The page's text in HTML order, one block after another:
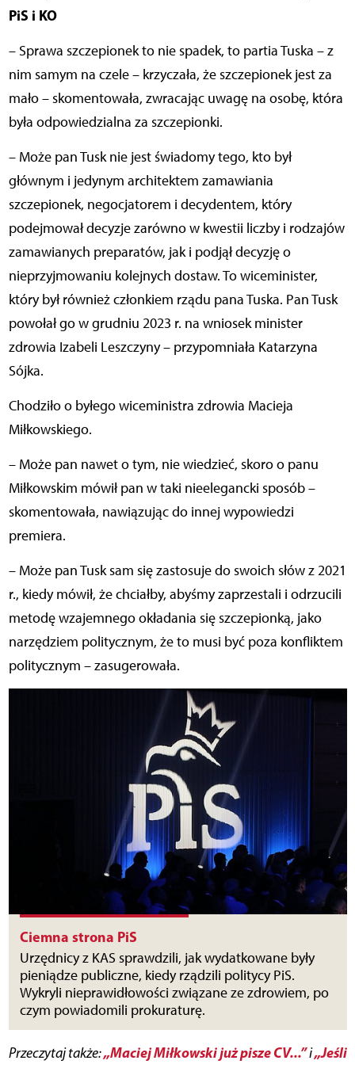
PiS i KO
– Sprawa szczepionek to nie spadek, to partia Tuska – z
nim samym na czele – krzyczała, że szczepionek jest za
mało – skomentowała, zwracając uwagę na osobę, która
była odpowiedzialna za szczepionki.
– Może pan Tusk nie jest świadomy tego, kto był
głównym i jedynym architektem zamawiania
szczepionek, negocjatorem i decydentem, który
podejmował decyzje zarówno w kwestii liczby i rodzajów
zamawianych preparatów, jak i podjął decyzję o
nieprzyjmowaniu kolejnych dostaw. To wiceminister,
który był również członkiem rządu pana Tuska. Pan Tusk
powołał go w grudniu 2023 r. na wniosek minister
zdrowia Izabeli Leszczyny – przypomniała Katarzyna
Sójka.
Chodziło o byłego wiceministra zdrowia Macieja
Miłkowskiego.
– Może pan nawet o tym, nie wiedzieć, skoro o panu
Miłkowskim mówił pan w taki nieelegancki sposób –
skomentowała, nawiązując do innej wypowiedzi
premiera.
– Może pan Tusk sam się zastosuje do swoich słów z 2021
r., kiedy mówił, że chciałby, abyśmy zaprzestali i odrzucili
metodę wzajemnego okładania się szczepionką, jako
narzędziem politycznym, że to musi być poza konfliktem
politycznym – zasugerowała.
Ciemna strona PiS
Urzędnicy z KAS sprawdzili, jak wydatkowane były
pieniądze publiczne, kiedy rządzili politycy PiS.
Wykryli nieprawidłowości związane ze zdrowiem, po
czym powiadomili prokuraturę.
Przeczytaj także:„Maciej Miłkowski już pisze CV...”i„Jeśli